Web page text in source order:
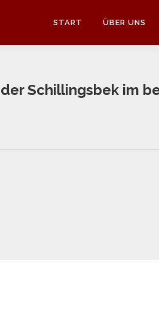
START ÜBER UNS
Schillingsbek im